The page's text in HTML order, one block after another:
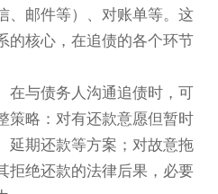
、邮件等）、对账单等。这
的核心，在追债的各个环节
在与债务人沟通追债时，可
策略：对有还款意愿但暂时
延期还款等方案；对故意拖
拒绝还款的法律后果，必要